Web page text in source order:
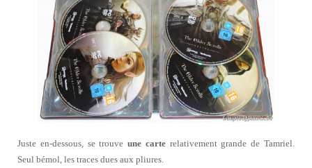
Juste en-dessous, se trouveune carterelativement grande de Tamriel.
Seul bémol, les traces dues aux pliures.